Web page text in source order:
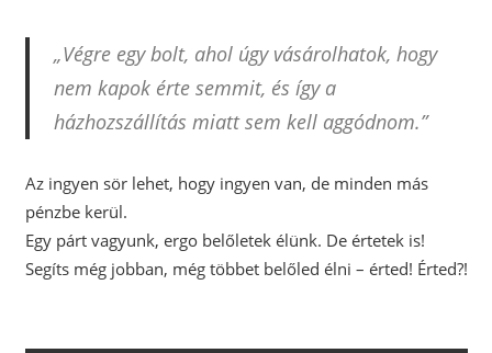
„Végre egy bolt, ahol úgy vásárolhatok, hogy
nem kapok érte semmit, és így a
házhozszállítás miatt sem kell aggódnom.”
Az ingyen sör lehet, hogy ingyen van, de minden más
pénzbe kerül.
Egy párt vagyunk, ergo belőletek élünk. De értetek is!
Segíts még jobban, még többet belőled élni – érted! Érted?!